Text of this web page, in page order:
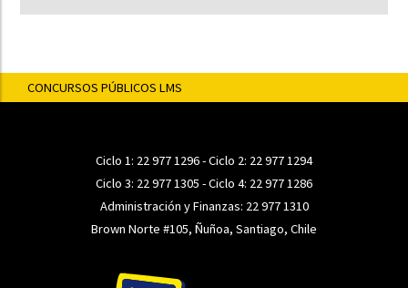
CONCURSOS PÚBLICOS LMS
Ciclo 1: 22 977 1296- Ciclo 2: 22 977 1294
Ciclo 3: 22 977 1305 - Ciclo 4: 22 977 1286
Administración y Finanzas: 22 977 1310
Brown Norte #105, Ñuñoa, Santiago, Chile